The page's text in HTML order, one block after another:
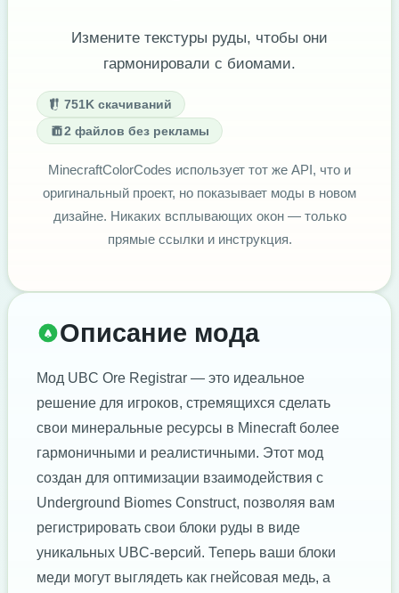
Измените текстуры руды, чтобы они
гармонировали с биомами.
751K скачиваний
2 файлов без рекламы
MinecraftColorCodes использует тот же API, что и
оригинальный проект, но показывает моды в новом
дизайне. Никаких всплывающих окон — только
прямые ссылки и инструкция.
Описание мода
Мод UBC Ore Registrar — это идеальное
решение для игроков, стремящихся сделать
свои минеральные ресурсы в Minecraft более
гармоничными и реалистичными. Этот мод
создан для оптимизации взаимодействия с
Underground Biomes Construct, позволяя вам
регистрировать свои блоки руды в виде
уникальных UBC-версий. Теперь ваши блоки
меди могут выглядеть как гнейсовая медь, а